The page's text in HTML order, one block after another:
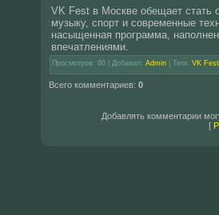
VK Fest в Москве обещает стать
музыку, спорт и современные
насыщенная программа,
впечатлениями.
Просмотров: 80 | Добавил: Admin Теги: VK Fest
Всего комментариев: 0
Добавлять комментарии
[